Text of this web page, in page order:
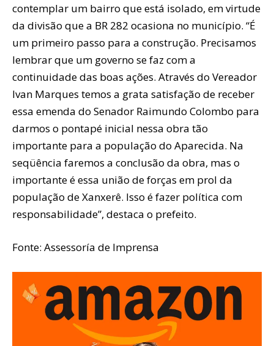
contemplar um bairro que está isolado, em virtude
da divisão que a BR 282 ocasiona no município. “É
um primeiro passo para a construção. Precisamos
lembrar que um governo se faz com a
continuidade das boas ações. Através do Vereador
Ivan Marques temos a grata satisfação de receber
essa emenda do Senador Raimundo Colombo para
darmos o pontapé inicial nessa obra tão
importante para a população do Aparecida. Na
seqüência faremos a conclusão da obra, mas o
importante é essa união de forças em prol da
população de Xanxerê. Isso é fazer política com
responsabilidade”, destaca o prefeito.
Fonte: Assessoría de Imprensa